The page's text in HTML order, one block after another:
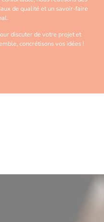
de qualité et un savoir-faire
discuter de votre projet et
concrétisons vos idées !